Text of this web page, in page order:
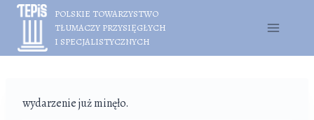
Przejdź
treści
POLSKIE TOWARZYSTWO
TŁUMACZY PRZYSIĘGŁYCH
I SPECJALISTYCZNYCH
wydarzenie już minęło.